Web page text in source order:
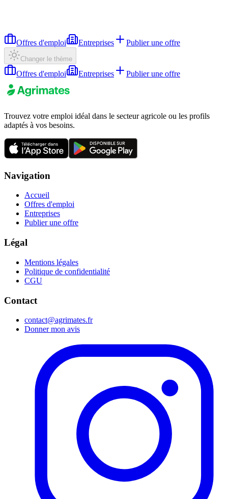
Offres d'emploi Entreprises Publier une offre
Changer le thème
Offres d'emploi Entreprises Publier une offre
Trouvez votre emploi idéal dans le secteur agricole ou les profils
adaptés à vos besoins.
Navigation
Accueil
Offres d'emploi
Entreprises
Publier une offre
Légal
Mentions légales
Politique de confidentialité
CGU
Contact
contact@agrimates.fr
Donner mon avis